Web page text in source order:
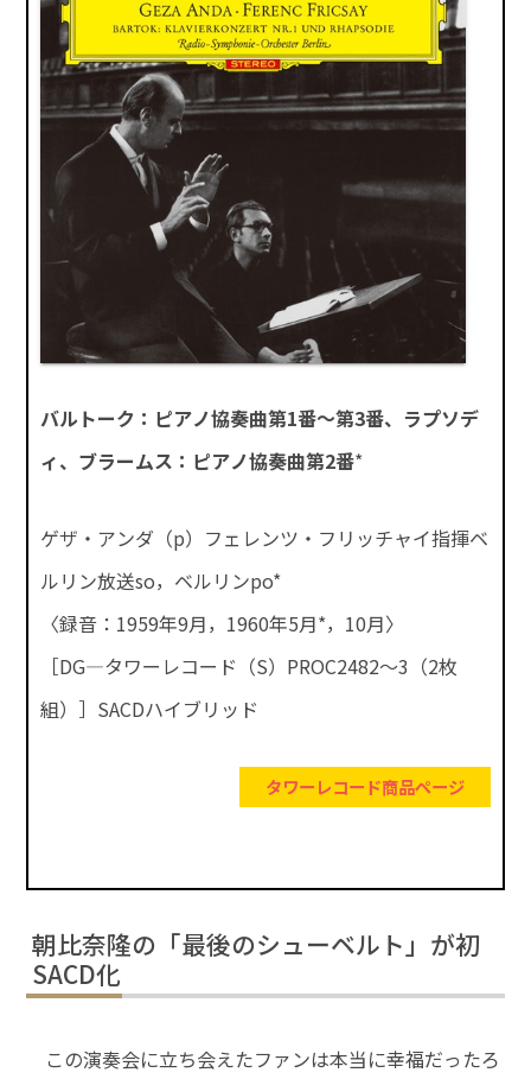
バルトーク：ピアノ協奏曲第1番～第3番、ラプソデ
ィ、ブラームス：ピアノ協奏曲第2番*
ゲザ・アンダ（p）フェレンツ・フリッチャイ指揮ベ
ルリン放送so，ベルリンpo*
〈録音：1959年9月，1960年5月*，10月〉
［DG—タワーレコード（S）PROC2482～3（2枚
組）］SACDハイブリッド
タワーレコード商品ページ
朝比奈隆の「最後のシューベルト」が初
SACD化
この演奏会に立ち会えたファンは本当に幸福だったろ